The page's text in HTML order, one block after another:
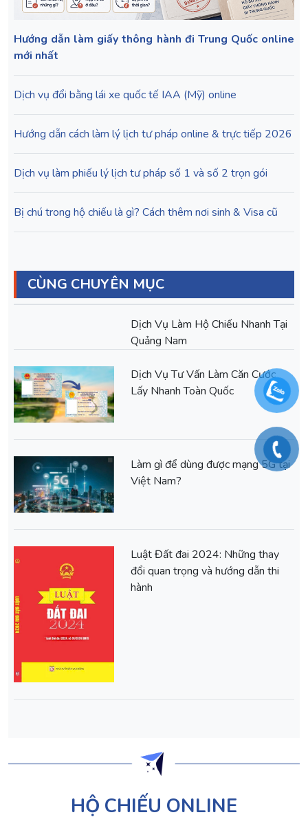
Hướng dẫn làm giấy thông hành đi Trung Quốc online
mới nhất
Dịch vụ đổi bằng lái xe quốc tế IAA (Mỹ) online
Hướng dẫn cách làm lý lịch tư pháp online & trực tiếp 2026
Dịch vụ làm phiếu lý lịch tư pháp số 1 và số 2 trọn gói
Bị chú trong hộ chiếu là gì? Cách thêm nơi sinh & Visa cũ
CÙNG CHUYÊN MỤC
Dịch Vụ Làm Hộ Chiếu Nhanh Tại
Quảng Nam
Dịch Vụ Tư Vấn Làm Căn Cước
Lấy Nhanh Toàn Quốc
Làm gì để dùng được mạng 5G tại
Việt Nam?
Luật Đất đai 2024: Những thay
đổi quan trọng và hướng dẫn thi
hành
HỘ CHIẾU ONLINE